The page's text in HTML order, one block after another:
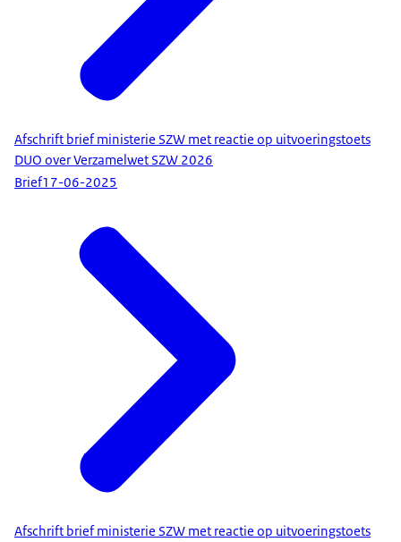
Afschrift brief ministerie SZW met reactie op uitvoeringstoets
DUO over Verzamelwet SZW 2026
Brief17-06-2025
Afschrift brief ministerie SZW met reactie op uitvoeringstoets